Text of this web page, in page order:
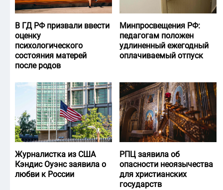
В ГД РФ призвали ввести
оценку
психологического
состояния матерей
после родов
Минпросвещения РФ:
педагогам положен
удлиненный ежегодный
оплачиваемый отпуск
Журналистка из США
Кэндис Оуэнс заявила о
любви к России
РПЦ заявила об
опасности неоязычества
для христианских
государств